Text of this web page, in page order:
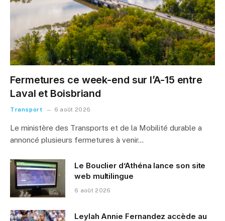
Fermetures ce week-end sur l’A-15 entre
Laval et Boisbriand
Transport 6 août 2026
Le ministère des Transports et de la Mobilité durable a
annoncé plusieurs fermetures à venir…
Le Bouclier d’Athéna lance son site
web multilingue
6 août 2026
Leylah Annie Fernandez accède au